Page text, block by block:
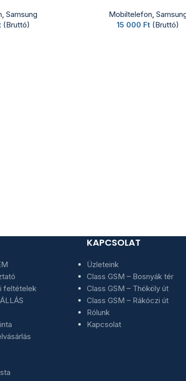
,Samsung
(Bruttó)
Mobiltelefon,
15 000 Ft (Bruttó)
feltételek
KAPCSOLAT
Üzleteink
Class GSM – Bosnyák tér
Class GSM – Thököly út
Class GSM – Rákóczi út
Rólunk
Kapcsolat